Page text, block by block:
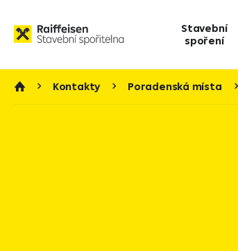
Stavební
spoření
Kontakty Poradenská místa